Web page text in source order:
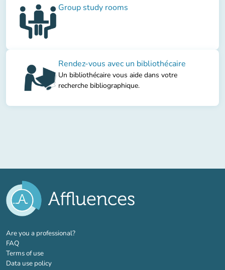
Group study rooms
Rendez-vous avec un bibliothécaire
Un bibliothécaire vous aide dans votre
recherche bibliographique.
Are you a professional?(new tab)
FAQ
Terms of use
Data use policy